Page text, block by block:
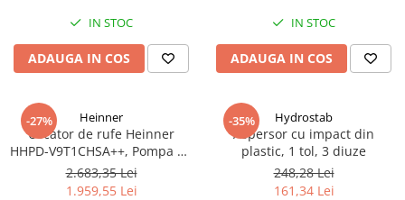
IN STOC
ADAUGA IN COS
IN STOC
ADAUGA IN COS
-27% Heinner
Uscator de rufe Heinner
HHPD-V9T1CHSA++, Pompa de
caldura, 9 kg, Clasa A++,
Functie Anti-sifonare, Argintiu
2.683,35 Lei
1.959,55 Lei
-35% Hydrostab
Aspersor cu impact din
plastic, 1 tol, 3 diuze
248,28 Lei
161,34 Lei